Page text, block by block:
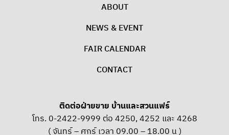
ABOUT
NEWS & EVENT
FAIR CALENDAR
CONTACT
ติดต่อฝ่ายขาย บ้านและสวนแฟร์
โทร. 0-2422-9999 ต่อ 4250, 4252 และ 4268
( จันทร์ – ศุกร์ เวลา 09.00 – 18.00 น )